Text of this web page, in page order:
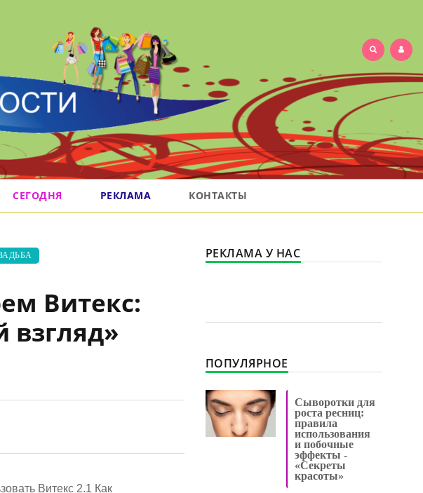
СЕГОДНЯ РЕКЛАМА КОНТАКТЫ
Витекс:
взгляд»
Витекс 2.1 Как
РЕКЛАМА У НАС
ПОПУЛЯРНОЕ
Сыворотки для
роста ресниц:
правила
использования
и побочные
эффекты -
«Секреты
красоты»